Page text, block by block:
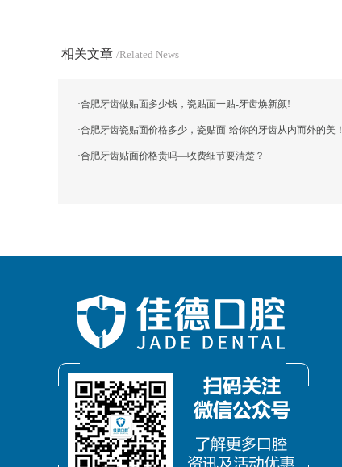
相关文章 /Related News
·合肥牙齿做贴面多少钱，瓷贴面一贴-牙齿焕新颜!
·合肥牙齿瓷贴面价格多少，瓷贴面-给你的牙齿从内而外的美！
·合肥牙齿贴面价格贵吗—收费细节要清楚？